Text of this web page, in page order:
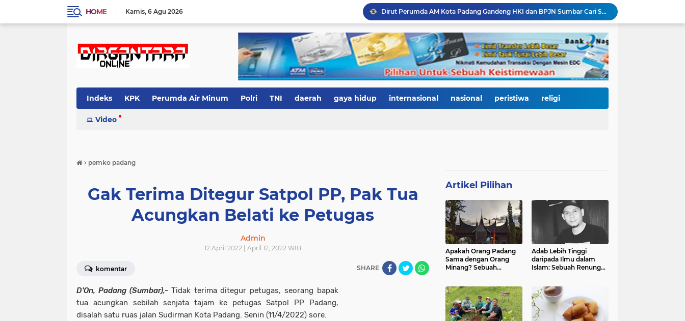
HOME Kamis 6 Agu 2026
Dirut Perumda AM Kota Padang Gandeng HKI dan BPJN Sumbar Cari Solusi Kekeruhan Air Baku Sungai Paraku
Wakil Wali Kota Padang Dampingi Komisi V DPR RI Tinjau Jembatan Kalawi, Harapan Baru Percepatan Pemulihan Pascabanjir
Dua Atlet Muda SMPN 25 Padang Lolos ke O2SN Nasional, Siap Harumkan Nama Sumatera Barat
3.000 Mahasiswa Baru UNP Ikuti Police Goes To Campus, Ditlantas Polda Sumbar Tanamkan Budaya Tertib Berlalu Lintas Sejak Hari Pertama Kuliah
Open Ship Kapal Teluk Kendari Diprediksi Diserbu Pengunjung, Trans Padang Ubah Rute Koridor 2 dan 4, Tarif Seluruh Koridor Cuma Rp1
Tak Gentar Medan Ekstrem, Tim Trisula Polres Solok Selatan Sisir Sungai Bangko, Police Line Dipasang di Lokasi Dugaan Tambang Emas Ilegal
Janji Bupati Annisa Mulai Terwujud, Pemkab Dharmasraya Benahi Jalan Pulau Punjung–Kampung Surau Sepanjang 5,6 Kilometer
Indeks KPK Perumda Air Minum Polri TNI daerah gaya hidup internasional nasional peristiwa religi
Video
› pemko padang
Gak Terima Ditegur Satpol PP, Pak Tua
Acungkan Belati ke Petugas
Admin
12 April 2022 | April 12, 2022 WIB
komentar SHARE
D'On, Padang (Sumbar),- Tidak terima ditegur petugas, seorang bapak
tua acungkan sebilah senjata tajam ke petugas Satpol PP Padang,
disalah satu ruas jalan Sudirman Kota Padang. Senin (11/4/2022) sore.
Artikel Pilihan
Apakah Orang Padang
Sama dengan Orang
Minang? Sebuah
Adab Lebih Tinggi
daripada Ilmu dalam
Islam: Sebuah Renungan